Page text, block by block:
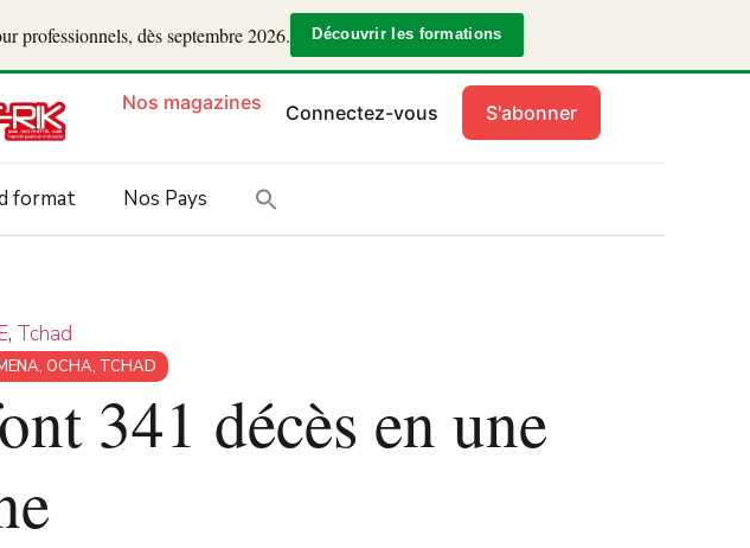
dès septembre 2026. Découvrir les formations
Nos magazines Connectez-vous S'abonner
format Nos Pays
, Tchad
, OCHA, TCHAD
341 décès en une